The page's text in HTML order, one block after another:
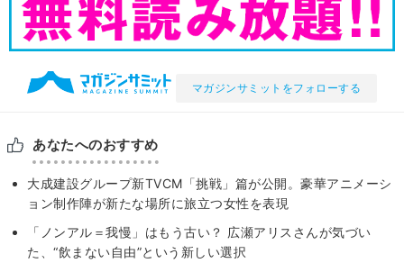
マガジンサミットをフォローする
あなたへのおすすめ
大成建設グループ新TVCM「挑戦」篇が公開。豪華アニメーシ
ョン制作陣が新たな場所に旅立つ女性を表現
「ノンアル＝我慢」はもう古い？ 広瀬アリスさんが気づい
た、“飲まない自由”という新しい選択